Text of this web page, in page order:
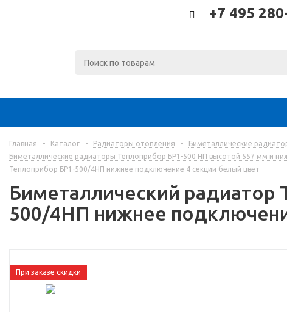
+7 495
Главная - Каталог - Радиаторы отопления - Биметаллические
Биметаллические радиаторы Теплоприбор БР1-500 НП высотой 557 мм и
Теплоприбор БР1-500/4НП нижнее подключение 4 секции белый цвет
Биметаллический радиатор
500/4НП нижнее
При заказе скидки